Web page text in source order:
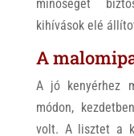
minőséget
kihívások elé
A
A jó kenyérhez
módon,
volt. A lisztet a